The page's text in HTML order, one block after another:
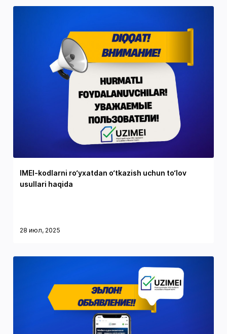
IMEI-kodlarni ro‘yxatdan o‘tkazish uchun to‘lov
usullari haqida
28 июл, 2025